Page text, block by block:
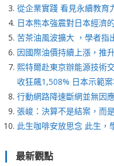
從企業實踐 看見永續教育
日本熊本強震對日本經濟
苦茶油風波擴大 ，學者指
因國際油價持續上漲，推
熙特爾赴東京辦能源技術
收狂飆1,508% 日本示範
行動網路降速斷網並無因
張峻：決算不是結案，而
此生咖啡安放思念 此生，
最新觀點